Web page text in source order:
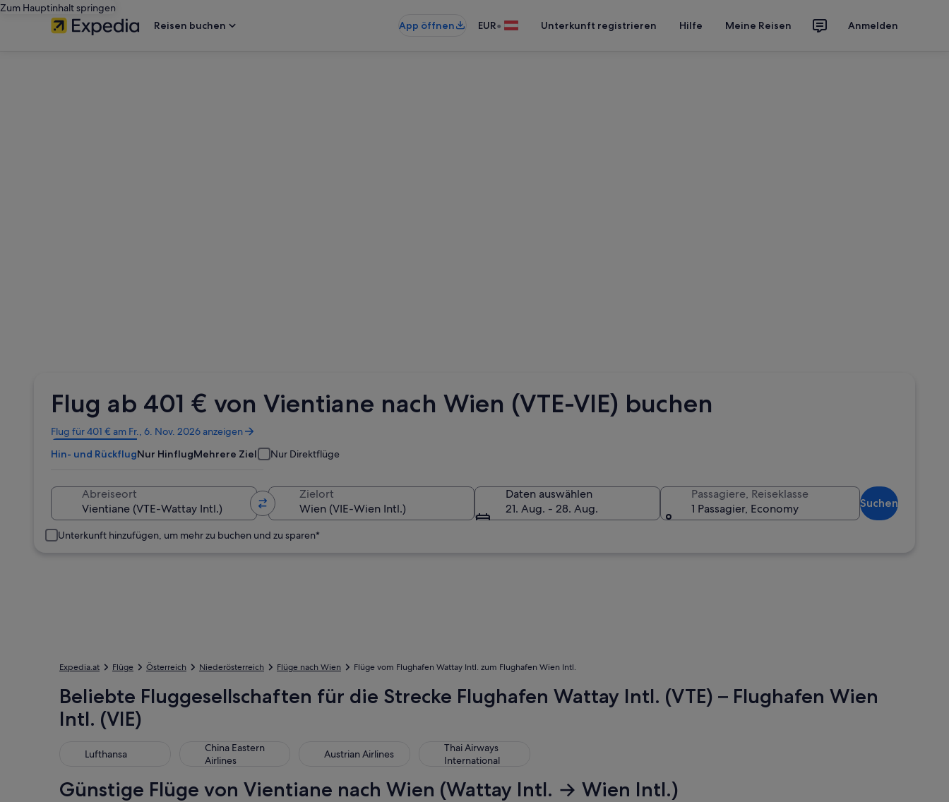
Zum Hauptinhalt springen
Reisen buchen
App öffnen EUR• Unterkunft registrieren Hilfe Meine Reisen Anmelden
Flug ab 401 € von Vientiane nach Wien (VTE-VIE) buchen
Flug für 401 € am Fr., 6. Nov. 2026 anzeigen
Wird
in
einem
geöffnet
Hin- und RückflugNur HinflugMehrere Ziele Nur Direktflüge
Abreiseort Zielort
Daten auswählen
21. Aug. - 28. Aug.
Passagiere, Reiseklasse
1 Passagier, Economy
Suchen
Unterkunft hinzufügen, um mehr zu buchen und zu sparen*
Expedia.at Flüge Österreich Niederösterreich Flüge nach Wien Flüge vom Flughafen Wattay Intl. zum Flughafen Wien Intl.
Beliebte Fluggesellschaften für die Strecke Flughafen Wattay Intl. (VTE) – Flughafen Wien
Intl. (VIE)
Lufthansa
Lufthansa
China Eastern
Airlines
China Eastern Airlines Austrian Airlines
Austrian Airlines
Thai Airways
International
Thai Airways International
Günstige Flüge von Vientiane nach Wien (Wattay Intl. → Wien Intl.)